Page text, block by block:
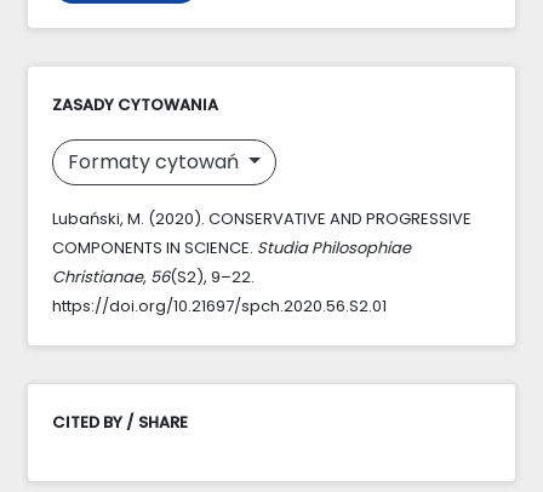
ZASADY CYTOWANIA
Formaty cytowań
Lubański, M. (2020). CONSERVATIVE AND PROGRESSIVE
COMPONENTS IN SCIENCE. Studia Philosophiae
Christianae, 56(S2), 9–22.
https://doi.org/10.21697/spch.2020.56.S2.01
CITED BY / SHARE